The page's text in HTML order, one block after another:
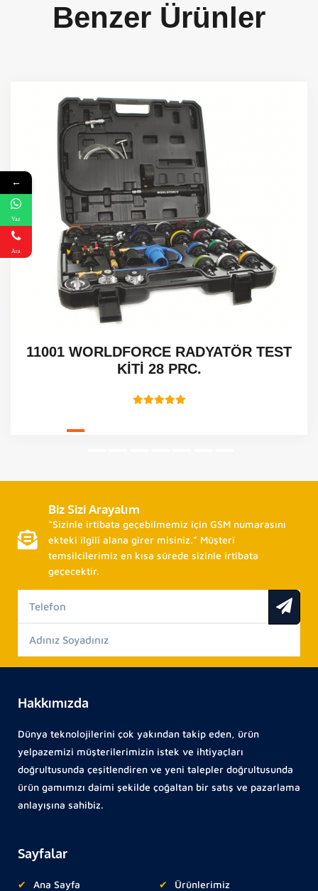
Benzer Ürünler
11001 WORLDFORCE RADYATÖR TEST
KİTİ 28 PRC.
Biz Sizi Arayalım
“Sizinle irtibata geçebilmemiz için GSM numarasını
ekteki ilgili alana girer misiniz.” Müşteri
temsilcilerimiz en kısa sürede sizinle irtibata
geçecektir.
Hakkımızda
Dünya teknolojilerini çok yakından takip eden, ürün
yelpazemizi müşterilerimizin istek ve ihtiyaçları
doğrultusunda çeşitlendiren ve yeni talepler doğrultusunda
ürün gamımızı daimi şekilde çoğaltan bir satış ve pazarlama
anlayışına sahibiz.
Sayfalar
Ana Sayfa Ürünlerimiz
←
Yaz
Ara